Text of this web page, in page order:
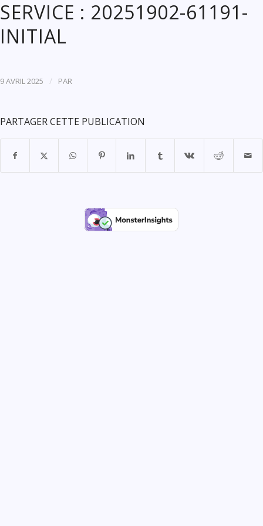
SERVICE : 20251902-61191-
INITIAL
9 AVRIL 2025 / PAR
PARTAGER CETTE PUBLICATION